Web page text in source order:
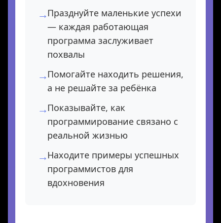
Празднуйте маленькие успехи
— каждая работающая
программа заслуживает
похвалы
Помогайте находить решения,
а не решайте за ребёнка
Показывайте, как
программирование связано с
реальной жизнью
Находите примеры успешных
программистов для
вдохновения